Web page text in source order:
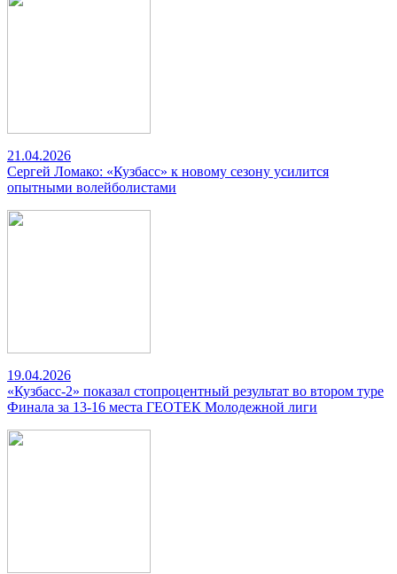
21.04.2026
Сергей Ломако: «Кузбасс» к новому сезону усилится
опытными волейболистами
19.04.2026
«Кузбасс-2» показал стопроцентный результат во втором туре
Финала за 13-16 места ГЕОТЕК Молодежной лиги